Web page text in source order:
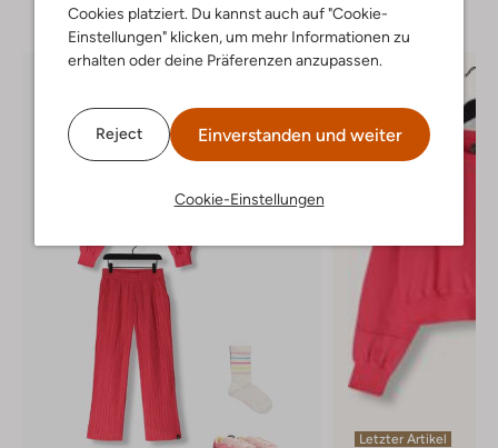
Cookies platziert. Du kannst auch auf "Cookie-
Einstellungen" klicken, um mehr Informationen zu
erhalten oder deine Präferenzen anzupassen.
Reject Einverstanden und weiter
Cookie-Einstellungen
Letzter Artikel